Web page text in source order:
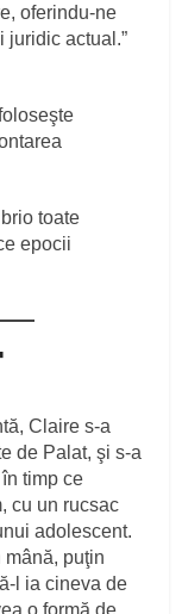
oferindu-ne
juridic actual.”
toate
epocii
Claire s‑a
de Palat, şi s‑a
timp ce
cu un rucsac
adolescent.
mână, puţin
ia cineva de
o formă de